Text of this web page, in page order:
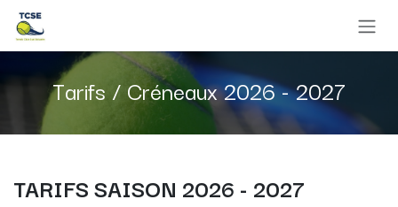
Se rendre au contenu
Tarifs / Créneaux 2026 - 2027
TARIFS SAISON 2026 - 2027